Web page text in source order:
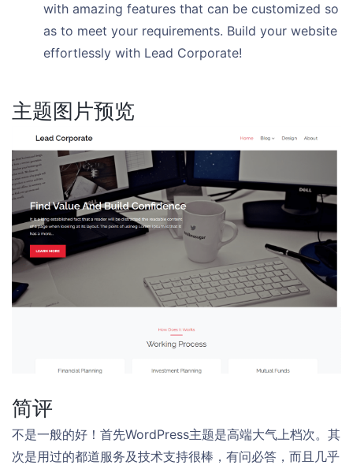
with amazing features that can be customized so
as to meet your requirements. Build your website
effortlessly with Lead Corporate!
主题图片预览
简评
不是一般的好！首先WordPress主题是高端大气上档次。其
次是用过的都道服务及技术支持很棒，有问必答，而且几乎